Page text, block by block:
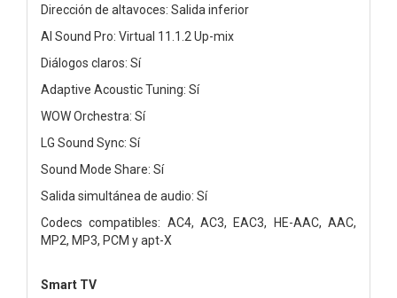
Dirección de altavoces: Salida inferior
AI Sound Pro: Virtual 11.1.2 Up-mix
Diálogos claros: Sí
Adaptive Acoustic Tuning: Sí
WOW Orchestra: Sí
LG Sound Sync: Sí
Sound Mode Share: Sí
Salida simultánea de audio: Sí
Codecs compatibles: AC4, AC3, EAC3, HE-AAC, AAC,
MP2, MP3, PCM y apt-X
Smart TV